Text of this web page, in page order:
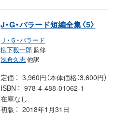
J・G・バラード短編全集〈5〉
Ｊ・Ｇ・バラード
柳下毅一郎 監修
浅倉久志他訳
定価
3,960円（本体価格：3,600円）
ISBN
978-4-488-01062-1
在庫なし
初版
2018年1月31日